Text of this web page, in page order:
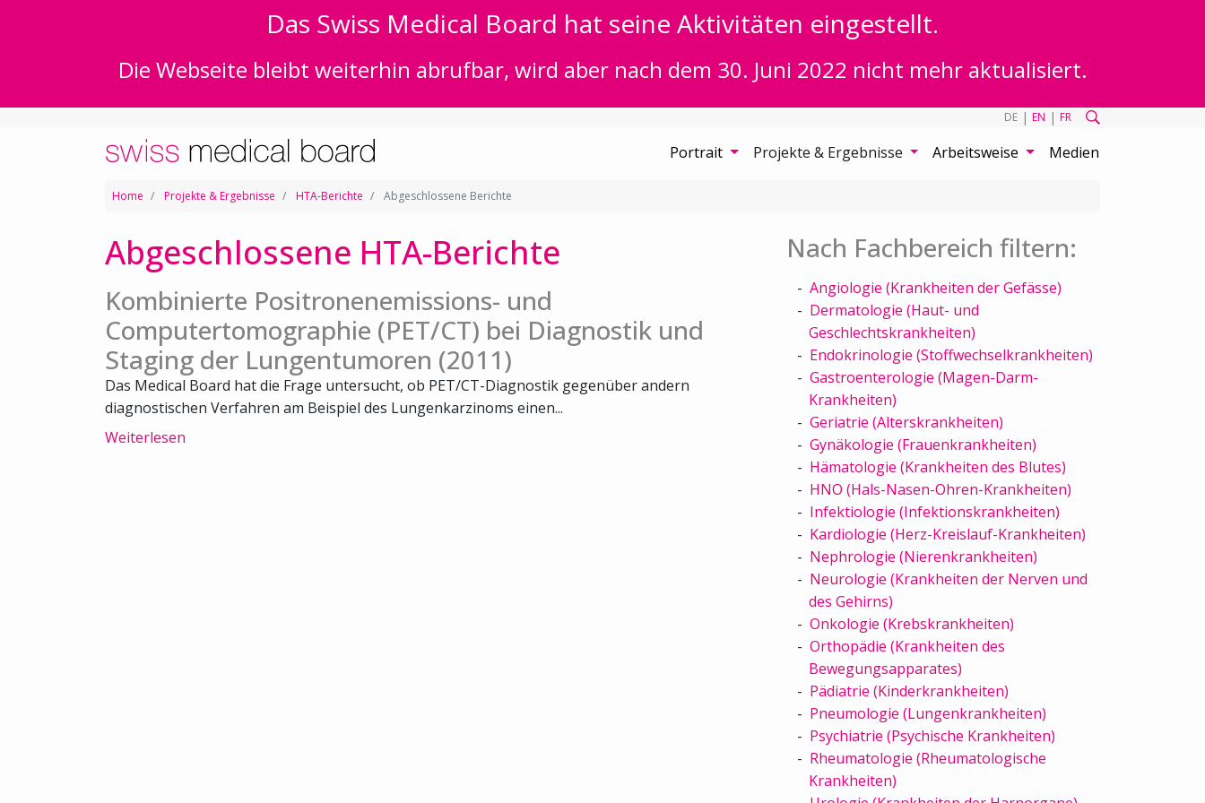
Das Swiss Medical Board hat seine Aktivitäten eingestellt.
Die Webseite bleibt weiterhin abrufbar, wird aber nach dem 30. Juni 2022 nicht mehr aktualisiert.
DE | EN | FR
Portrait Projekte & Ergebnisse Arbeitsweise Medien
Home Projekte & Ergebnisse HTA-Berichte Abgeschlossene Berichte
Abgeschlossene HTA-Berichte
Kombinierte Positronenemissions- und
Computertomographie (PET/CT) bei Diagnostik und
Staging der Lungentumoren (2011)
Das Medical Board hat die Frage untersucht, ob PET/CT-Diagnostik gegenüber andern
diagnostischen Verfahren am Beispiel des Lungenkarzinoms einen...
Weiterlesen
Nach Fachbereich filtern:
Angiologie (Krankheiten der Gefässe)
Dermatologie (Haut- und
Geschlechtskrankheiten)
Endokrinologie (Stoffwechselkrankheiten)
Gastroenterologie (Magen-Darm-
Krankheiten)
Geriatrie (Alterskrankheiten)
Gynäkologie (Frauenkrankheiten)
Hämatologie (Krankheiten des Blutes)
HNO (Hals-Nasen-Ohren-Krankheiten)
Infektiologie (Infektionskrankheiten)
Kardiologie (Herz-Kreislauf-Krankheiten)
Nephrologie (Nierenkrankheiten)
Neurologie (Krankheiten der Nerven und
des Gehirns)
Onkologie (Krebskrankheiten)
Orthopädie (Krankheiten des
Bewegungsapparates)
Pädiatrie (Kinderkrankheiten)
Pneumologie (Lungenkrankheiten)
Psychiatrie (Psychische Krankheiten)
Rheumatologie (Rheumatologische
Krankheiten)